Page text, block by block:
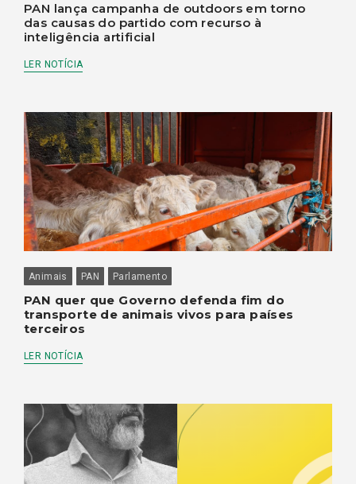
PAN lança campanha de outdoors em torno
das causas do partido com recurso à
inteligência artificial
LER NOTÍCIA
Animais PAN Parlamento
PAN quer que Governo defenda fim do
transporte de animais vivos para países
terceiros
LER NOTÍCIA